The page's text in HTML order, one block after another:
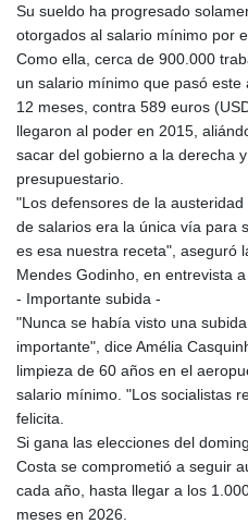
Su sueldo ha progresado
otorgados al salario mínimo por
Como ella, cerca de 900.000
un salario mínimo que pasó
12 meses, contra 589 euros
llegaron al poder en 2015,
sacar del gobierno a la derecha
presupuestario.
"Los defensores de la
de salarios era la única vía para
es esa nuestra receta", aseguró
Mendes Godinho, en entrevista a
- Importante subida -
"Nunca se había visto una
importante", dice Amélia
limpieza de 60 años en el
salario mínimo. "Los socialistas
felicita.
Si gana las elecciones del
Costa se comprometió a seguir
cada año, hasta llegar a los
meses en 2026.